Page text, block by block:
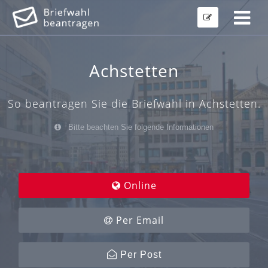
Achstetten
So beantragen Sie die Briefwahl in Achstetten.
Bitte beachten Sie folgende Informationen
Online
Per Email
Per Post